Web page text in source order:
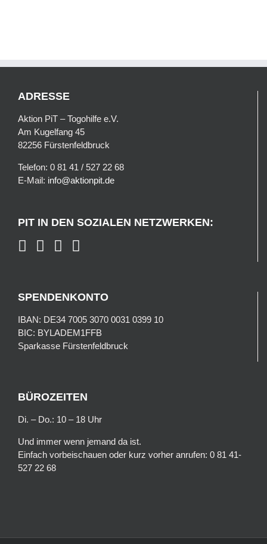
ADRESSE
Aktion PiT – Togohilfe e.V.
Am Kugelfang 45
82256 Fürstenfeldbruck
Telefon: 0 81 41 / 527 22 68
E-Mail: info@aktionpit.de
PIT IN DEN SOZIALEN NETZWERKEN:
SPENDENKONTO
IBAN: DE34 7005 3070 0031 0399 10
BIC: BYLADEM1FFB
Sparkasse Fürstenfeldbruck
BÜROZEITEN
Di. – Do.: 10 – 18 Uhr
Und immer wenn jemand da ist.
Einfach vorbeischauen oder kurz vorher anrufen: 0 81 41-
527 22 68